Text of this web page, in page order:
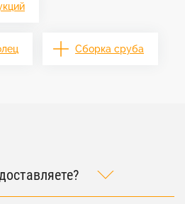
Сборка сруба